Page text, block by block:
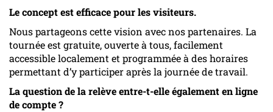
Le concept est efficace pour les visiteurs.
Nous partageons cette vision avec nos partenaires. La
tournée est gratuite, ouverte à tous, facilement
accessible localement et programmée à des horaires
permettant d’y participer après la journée de travail.
La question de la relève entre-t-elle également en ligne
de compte ?